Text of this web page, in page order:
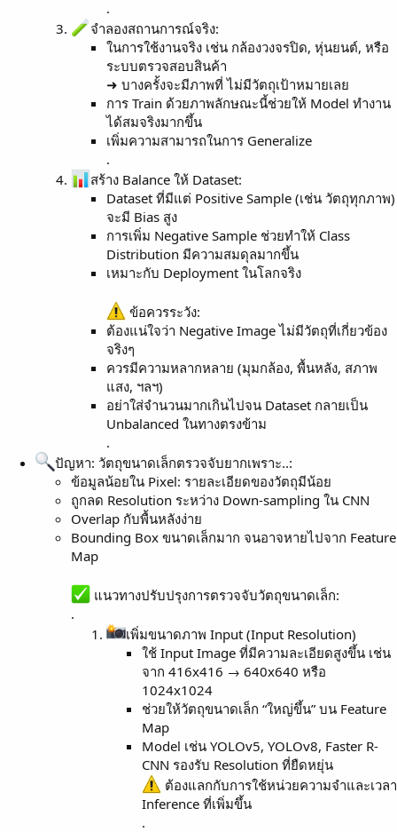
.
จำลองสถานการณ์จริง:
ในการใช้งานจริง เช่น กล้องวงจรปิด, หุ่นยนต์, หรือ
ระบบตรวจสอบสินค้า
➜ บางครั้งจะมีภาพที่ ไม่มีวัตถุเป้าหมายเลย
การ Train ด้วยภาพลักษณะนี้ช่วยให้ Model ทำงาน
ได้สมจริงมากขึ้น
เพิ่มความสามารถในการ Generalize
.
สร้าง Balance ให้ Dataset:
Dataset ที่มีแต่ Positive Sample (เช่น วัตถุทุกภาพ)
จะมี Bias สูง
การเพิ่ม Negative Sample ช่วยทำให้ Class
Distribution มีความสมดุลมากขึ้น
เหมาะกับ Deployment ในโลกจริง
ข้อควรระวัง:
ต้องแน่ใจว่า Negative Image ไม่มีวัตถุที่เกี่ยวข้อง
จริงๆ
ควรมีความหลากหลาย (มุมกล้อง, พื้นหลัง, สภาพ
แสง, ฯลฯ)
อย่าใส่จำนวนมากเกินไปจน Dataset กลายเป็น
Unbalanced ในทางตรงข้าม
.
ปัญหา: วัตถุขนาดเล็กตรวจจับยากเพราะ..:
ข้อมูลน้อยใน Pixel: รายละเอียดของวัตถุมีน้อย
ถูกลด Resolution ระหว่าง Down-sampling ใน CNN
Overlap กับพื้นหลังง่าย
Bounding Box ขนาดเล็กมาก จนอาจหายไปจาก Feature
Map
แนวทางปรับปรุงการตรวจจับวัตถุขนาดเล็ก:
.
เพิ่มขนาดภาพ Input (Input Resolution)
ใช้ Input Image ที่มีความละเอียดสูงขึ้น เช่น
จาก 416x416 → 640x640 หรือ
1024x1024
ช่วยให้วัตถุขนาดเล็ก “ใหญ่ขึ้น” บน Feature
Map
Model เช่น YOLOv5, YOLOv8, Faster R-
CNN รองรับ Resolution ที่ยืดหยุ่น
ต้องแลกกับการใช้หน่วยความจำและเวลา
Inference ที่เพิ่มขึ้น
.